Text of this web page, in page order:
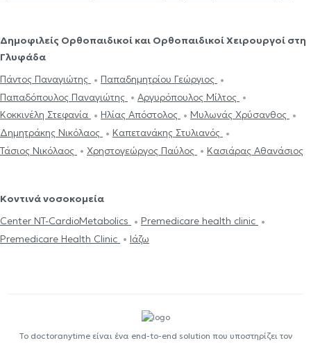
Δημοφιλείς Ορθοπαιδικοί και Ορθοπαιδικοί Χειρουργοί στη
Γλυφάδα
Πάντος Παναγιώτης
Παπαδημητρίου Γεώργιος
Παπαδόπουλος Παναγιώτης
Αργυρόπουλος Μίλτος
Κοκκινέλη Στεφανία
Ηλίας Απόστολος
Μυλωνάς Χρύσανθος
Δημητράκης Νικόλαος
Καπετανάκης Στυλιανός
Τάσιος Νικόλαος
Χρηστογεώργος Παύλος Κασιάρας Αθανάσιος
Κοντινά νοσοκομεία
Center NT-CardioMetabolics
Premedicare health clinic
Premedicare Health Clinic
Ιάζω
Το doctoranytime είναι ένα end-to-end solution που υποστηρίζει τον